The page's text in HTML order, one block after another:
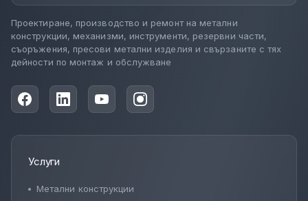
Проектиране, производство и ремонт на метални
конструкции, механизми, инструменти, резервни части,
съоръжения, пресови метални изделия и свързаните с тях
дейности по монтаж и обслужване
Услуги
Метални конструкции